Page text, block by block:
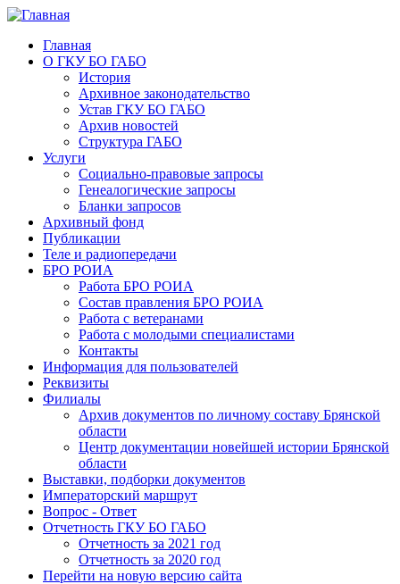
Главная
О ГКУ БО ГАБО
История
Архивное законодательство
Устав ГКУ БО ГАБО
Архив новостей
Структура ГАБО
Услуги
Социально-правовые запросы
Генеалогические запросы
Бланки запросов
Архивный фонд
Публикации
Теле и радиопередачи
БРО РОИА
Работа БРО РОИА
Состав правления БРО РОИА
Работа с ветеранами
Работа с молодыми специалистами
Контакты
Информация для пользователей
Реквизиты
Филиалы
Архив документов по личному составу Брянской
области
Центр документации новейшей истории Брянской
области
Выставки, подборки документов
Императорский маршрут
Вопрос - Ответ
Отчетность ГКУ БО ГАБО
Отчетность за 2021 год
Отчетность за 2020 год
Перейти на новую версию сайта